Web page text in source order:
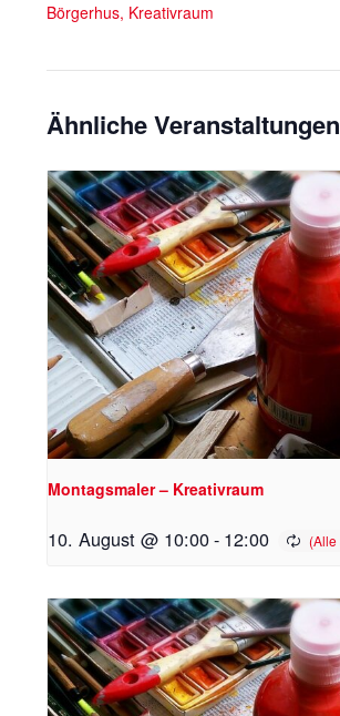
Börgerhus, Kreativraum
Ähnliche Veranstaltungen
Montagsmaler – Kreativraum
10. August @ 10:00- 12:00